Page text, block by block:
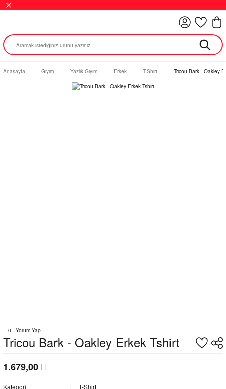
Anasayfa Giyim Yazlık Giyim Erkek T-Shirt Tricou Bark - Oakley
0 - Yorum Yap
Tricou Bark - Oakley Erkek Tshirt
1.679,00
Kategori
T-Shirt